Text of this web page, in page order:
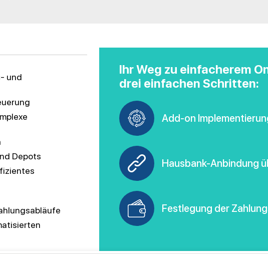
Ihr Weg zu einfacherem
drei einfachen Schritten:
Add-on
Hausbank-Anbindung
Festlegung der
und
Depots